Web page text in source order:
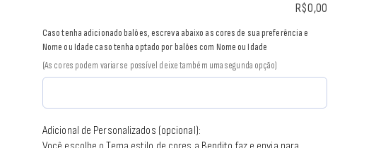
R$0,00
Caso tenha adicionado balões, escreva abaixo as cores de sua preferência e
Nome ou Idade caso tenha optado por balões com Nome ou Idade
(As cores podem variar se possível deixe também uma segunda opção)
Adicional de Personalizados (opcional):